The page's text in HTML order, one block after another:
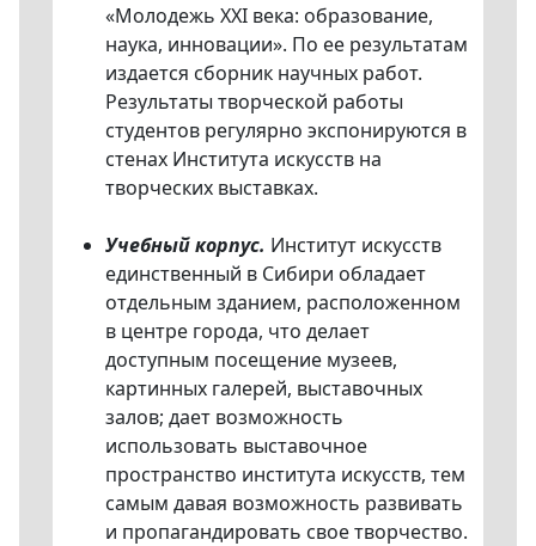
«Молодежь XXI века: образование,
наука, инновации». По ее результатам
издается сборник научных работ.
Результаты творческой работы
студентов регулярно экспонируются в
стенах Института искусств на
творческих выставках.
Учебный корпус. Институт искусств
единственный в Сибири обладает
отдельным зданием, расположенном
в центре города, что делает
доступным посещение музеев,
картинных галерей, выставочных
залов; дает возможность
использовать выставочное
пространство института искусств, тем
самым давая возможность развивать
и пропагандировать свое творчество.